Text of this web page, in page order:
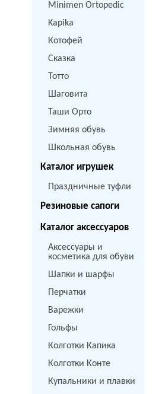
Minimen Ortopedic
Kapika
Котофей
Сказка
Тотто
Шаговита
Таши Орто
Зимняя обувь
Школьная обувь
Каталог игрушек
Праздничные туфли
Резиновые сапоги
Каталог аксессуаров
Аксессуары и
косметика для обуви
Шапки и шарфы
Перчатки
Варежки
Гольфы
Колготки Капика
Колготки Конте
Купальники и плавки